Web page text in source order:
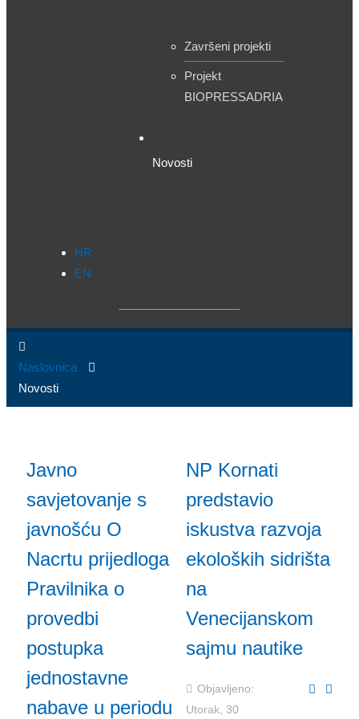
Završeni projekti
Projekt
BIOPRESSADRIA
Novosti
HR
EN
Naslovnica
Novosti
Javno
savjetovanje s
javnošću O
Nacrtu prijedloga
Pravilnika o
provedbi
postupka
jednostavne
nabave u periodu
NP Kornati
predstavio
iskustva razvoja
ekoloških sidrišta
na
Venecijanskom
sajmu nautike
Objavljeno:
Utorak, 30